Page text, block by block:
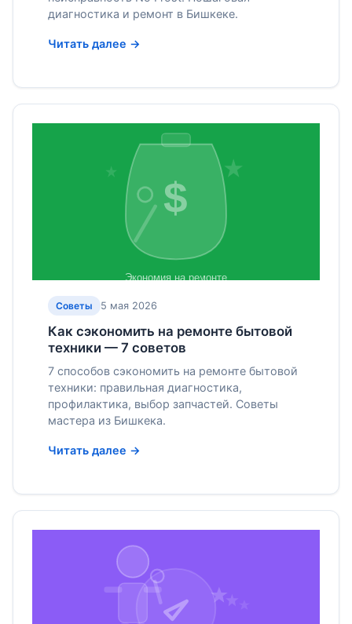
диагностика и ремонт в Бишкеке.
Читать далее →
Советы 5 мая 2026
Как сэкономить на ремонте бытовой
техники — 7 советов
7 способов сэкономить на ремонте бытовой
техники: правильная диагностика,
профилактика, выбор запчастей. Советы
мастера из Бишкека.
Читать далее →